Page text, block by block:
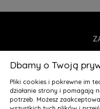
Dbamy o Twoją
Pliki cookies i pokrewne im
działanie strony i pomagają
potrzeb. Możesz